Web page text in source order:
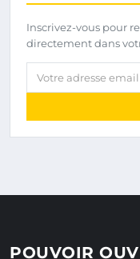
Inscrivez-vous pour
directement dans
Votre adresse email
POUVOIR